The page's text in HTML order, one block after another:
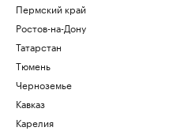
Пермский край
Ростов-на-Дону
Татарстан
Тюмень
Черноземье
Кавказ
Карелия